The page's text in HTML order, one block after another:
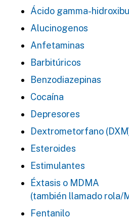
Ácido gamma-
Alucinogenos
Anfetaminas
Barbitúricos
Benzodiazepinas
Cocaína
Depresores
Dextrometorfano
Esteroides
Estimulantes
Éxtasis o MDMA
(también llamado rola/
Fentanilo